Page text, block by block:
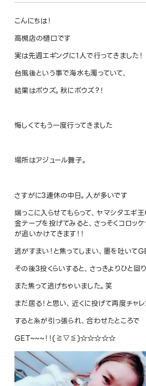
こんにちは！
高槻店の樋口です
実は先週エギングに1人で行ってきました！
台風後という事で海水も濁っていて、
結果はボウズ。秋にボウズ？！
悔しくてもう一度行ってきました
場所はアジュール舞子。
さすがに3連休の中日。人が多いです
端っこに入らせてもらって、ヤマシタエギ
金テープを投げてみると、さっそくコロッ
が追いかけてきます！！
逃がすまい！と焦ってしまい、墨を吐いて
その後3投くらいすると、さっきよりひと回
また焦って逃げちゃいました。笑
まだ居る！と思い、近くに投げて再度チャレ
すると糸が引っ張られ、合わせたところで
GET~~~！！(≧▽≦)☆☆☆☆☆